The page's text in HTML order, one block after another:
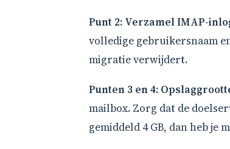
Punt 2: Verzamel IMAP-
volledige gebruikersnaam
migratie verwijdert.
Punten 3 en 4:
mailbox. Zorg dat de
gemiddeld 4 GB, dan heb je